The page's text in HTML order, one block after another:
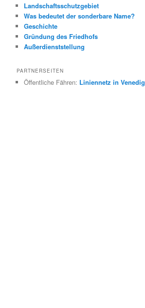
Landschaftsschutzgebiet
Was bedeutet der sonderbare Name?
Geschichte
Gründung des Friedhofs
Außerdienststellung
PARTNERSEITEN
Öffentliche Fähren: Liniennetz in Venedig